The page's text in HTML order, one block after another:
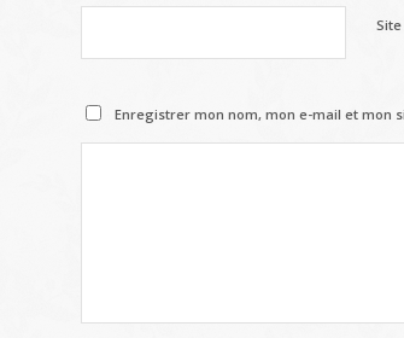
Enregistrer mon nom, mon e-mail et mon